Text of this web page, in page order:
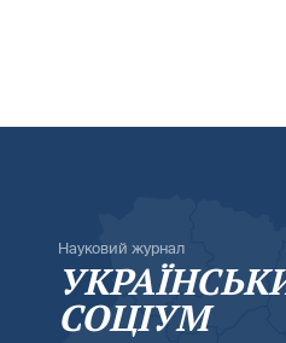
Науковий журнал
СОЦІУМ